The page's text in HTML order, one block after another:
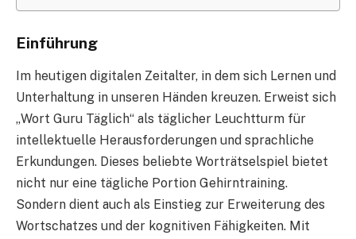
Einführung
Im heutigen digitalen Zeitalter, in dem sich Lernen und
Unterhaltung in unseren Händen kreuzen. Erweist sich
„Wort Guru Täglich“ als täglicher Leuchtturm für
intellektuelle Herausforderungen und sprachliche
Erkundungen. Dieses beliebte Worträtselspiel bietet
nicht nur eine tägliche Portion Gehirntraining.
Sondern dient auch als Einstieg zur Erweiterung des
Wortschatzes und der kognitiven Fähigkeiten. Mit